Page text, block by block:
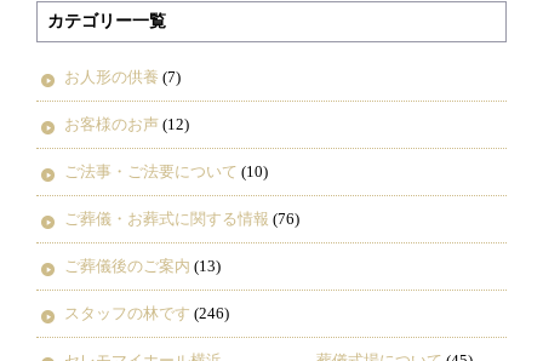
カテゴリー一覧
お人形の供養 (7)
お客様のお声 (12)
ご法事・ご法要について (10)
ご葬儀・お葬式に関する情報 (76)
ご葬儀後のご案内 (13)
スタッフの林です (246)